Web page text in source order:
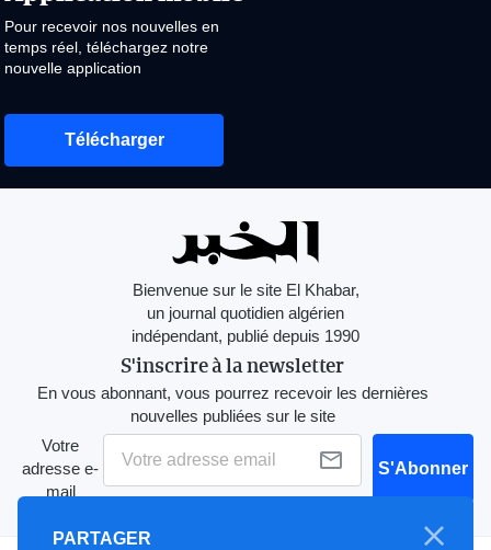
Pour recevoir nos nouvelles en
temps réel, téléchargez notre
nouvelle application
Télécharger
Bienvenue sur le site El Khabar,
un journal quotidien algérien
indépendant, publié depuis 1990
S'inscrire à la newsletter
En vous abonnant, vous pourrez recevoir les dernières
nouvelles publiées sur le site
Votre
adresse e-
mail
S'Abonner
PARTAGER